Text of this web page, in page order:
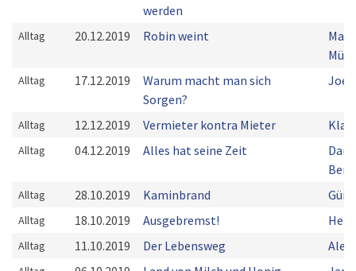
werden
Alltag 20.12.2019 Robin weint
Alltag 17.12.2019
Warum macht man sich
Sorgen?
Joel
Alltag 12.12.2019 Vermieter kontra Mieter
Alltag 04.12.2019 Alles hat seine Zeit
Alltag 28.10.2019 Kaminbrand
Alltag 18.10.2019 Ausgebremst!
Alltag 11.10.2019 Der Lebensweg Alex